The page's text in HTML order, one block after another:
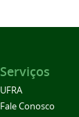
Serviços
UFRA
Fale Conosco